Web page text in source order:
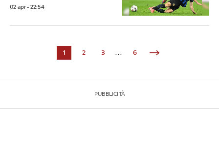
02 apr - 22:54
1 2 3 ... 6
PUBBLICITÀ